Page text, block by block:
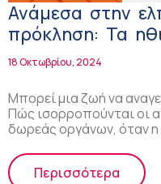
Ανάμεσα στην
πρόκληση: Τα
δωρεάς οργάνων
Transplant
Ιδρύματος
18 Οκτωβρίου, 2024
Μπορεί μια ζωή να
Πώς ισορροπούνται οι
δωρεάς οργάνων, όταν η
Περισσότερα